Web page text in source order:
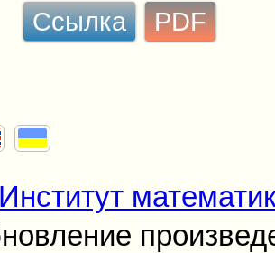
Ссылка PDF
Институт